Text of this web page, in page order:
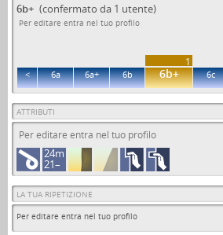
6b+ (confermato da 1 utente)
Per editare entra nel tuo profilo
1
< 6a 6a+ 6b 6b+ 6c
ATTRIBUTI
Per editare entra nel tuo profilo
24m
21–
LA TUA RIPETIZIONE
Per editare entra nel tuo profilo